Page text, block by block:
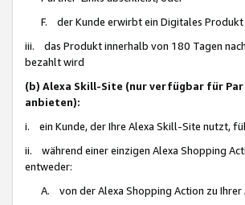
F. der Kunde erwirbt ein Digitales
iii. das Produkt innerhalb von 180 Tagen
bezahlt wird
(b) Alexa Skill-Site (nur verfügbar für
anbieten):
i. ein Kunde, der Ihre Alexa Skill-Site nutzt,
ii. während einer einzigen Alexa Shopping
entweder:
A. von der Alexa Shopping Action zu